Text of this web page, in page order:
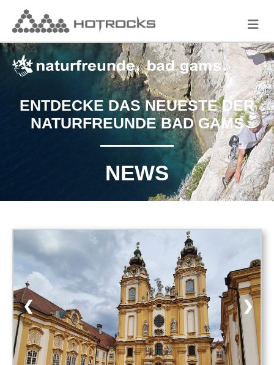
ENTDECKE DAS NEUESTE DER
NATURFREUNDE BAD GAMS
NEWS
❮ ❯